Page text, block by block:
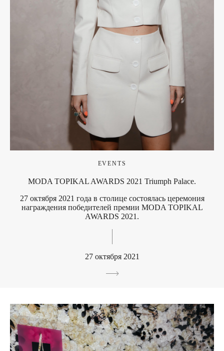
EVENTS
MODA TOPIKAL AWARDS 2021 Triumph Palace.
27 октября 2021 года в столице состоялась церемония
награждения победителей премии MODA TOPIKAL
AWARDS 2021.
27 октября 2021